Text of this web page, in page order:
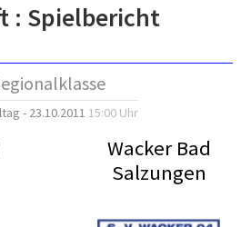
: Spielbericht
- 23.10.2011 15:00 Uhr
Wacker Bad
Salzungen